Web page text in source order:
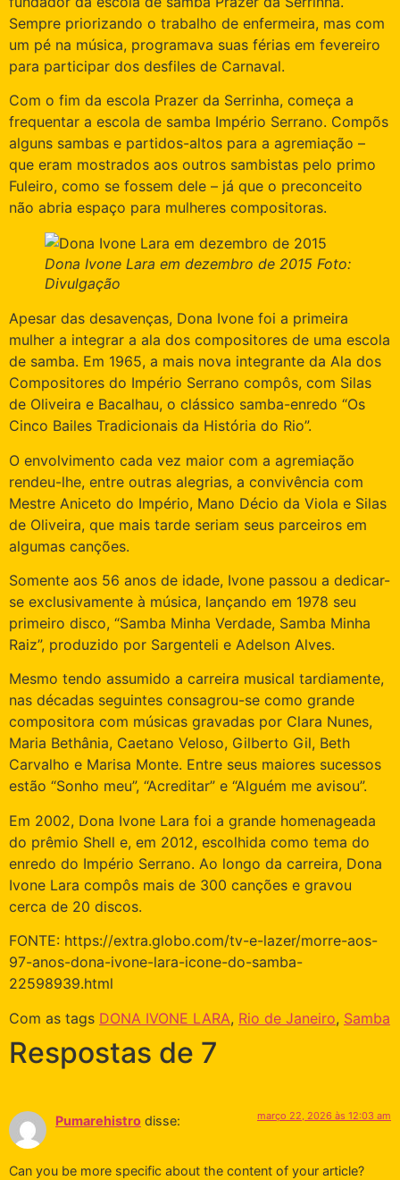
Sempre priorizando o trabalho de enfermeira, mas com
um pé na música, programava suas férias em fevereiro
para participar dos desfiles de Carnaval.
Com o fim da escola Prazer da Serrinha, começa a
frequentar a escola de samba Império Serrano. Compõs
alguns sambas e partidos-altos para a agremiação –
que eram mostrados aos outros sambistas pelo primo
Fuleiro, como se fossem dele – já que o preconceito
não abria espaço para mulheres compositoras.
Dona Ivone Lara em dezembro de 2015 Foto:
Divulgação
Apesar das desavenças, Dona Ivone foi a primeira
mulher a integrar a ala dos compositores de uma escola
de samba. Em 1965, a mais nova integrante da Ala dos
Compositores do Império Serrano compôs, com Silas
de Oliveira e Bacalhau, o clássico samba-enredo “Os
Cinco Bailes Tradicionais da História do Rio”.
O envolvimento cada vez maior com a agremiação
rendeu-lhe, entre outras alegrias, a convivência com
Mestre Aniceto do Império, Mano Décio da Viola e Silas
de Oliveira, que mais tarde seriam seus parceiros em
algumas canções.
Somente aos 56 anos de idade, Ivone passou a dedicar-
se exclusivamente à música, lançando em 1978 seu
primeiro disco, “Samba Minha Verdade, Samba Minha
Raiz”, produzido por Sargenteli e Adelson Alves.
Mesmo tendo assumido a carreira musical tardiamente,
nas décadas seguintes consagrou-se como grande
compositora com músicas gravadas por Clara Nunes,
Maria Bethânia, Caetano Veloso, Gilberto Gil, Beth
Carvalho e Marisa Monte. Entre seus maiores sucessos
estão “Sonho meu”, “Acreditar” e “Alguém me avisou”.
Em 2002, Dona Ivone Lara foi a grande homenageada
do prêmio Shell e, em 2012, escolhida como tema do
enredo do Império Serrano. Ao longo da carreira, Dona
Ivone Lara compôs mais de 300 canções e gravou
cerca de 20 discos.
FONTE: https://extra.globo.com/tv-e-lazer/morre-aos-
97-anos-dona-ivone-lara-icone-do-samba-
22598939.html
Com as tags DONA IVONE LARA, Rio de Janeiro, Samba
Respostas de 7
Pumarehistro disse: março 22, 2026 às 12:03 am
Can you be more specific about the content of your article?